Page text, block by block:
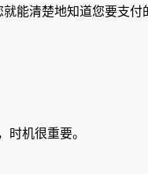
能清楚地知道您要支
机很重要。